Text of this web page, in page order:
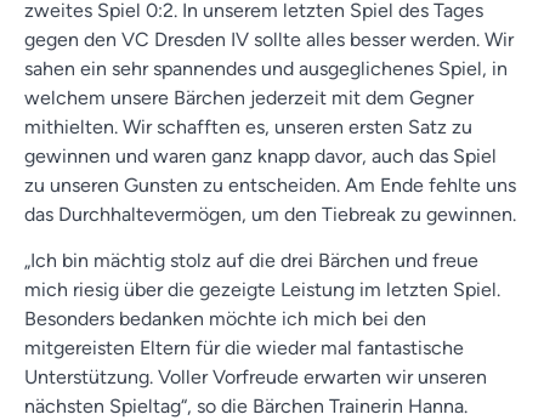
zweites Spiel 0:2. In unserem letzten Spiel des Tages
gegen den VC Dresden IV sollte alles besser werden. Wir
sahen ein sehr spannendes und ausgeglichenes Spiel, in
welchem unsere Bärchen jederzeit mit dem Gegner
mithielten. Wir schafften es, unseren ersten Satz zu
gewinnen und waren ganz knapp davor, auch das Spiel
zu unseren Gunsten zu entscheiden. Am Ende fehlte uns
das Durchhaltevermögen, um den Tiebreak zu gewinnen.
„Ich bin mächtig stolz auf die drei Bärchen und freue
mich riesig über die gezeigte Leistung im letzten Spiel.
Besonders bedanken möchte ich mich bei den
mitgereisten Eltern für die wieder mal fantastische
Unterstützung. Voller Vorfreude erwarten wir unseren
nächsten Spieltag“, so die Bärchen Trainerin Hanna.